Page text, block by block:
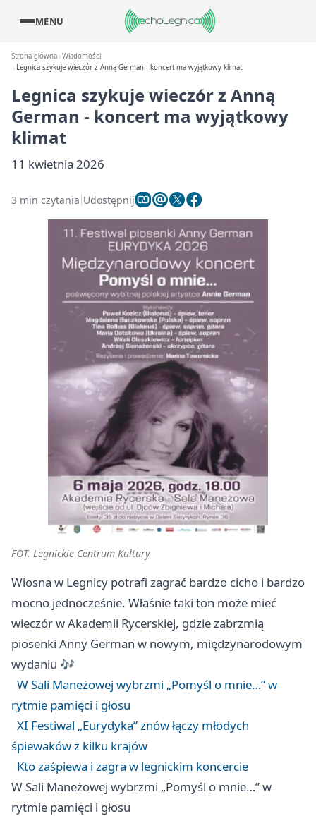
MENU
Strona główna Wiadomości
Legnica szykuje wieczór z Anną German - koncert ma wyjątkowy klimat
Legnica szykuje wieczór z Anną
German - koncert ma wyjątkowy
klimat
11 kwietnia 2026
3 min czytania Udostępnij
FOT. Legnickie Centrum Kultury
Wiosna w Legnicy potrafi zagrać bardzo cicho i bardzo
mocno jednocześnie. Właśnie taki ton może mieć
wieczór w Akademii Rycerskiej, gdzie zabrzmią
piosenki Anny German w nowym, międzynarodowym
wydaniu 🎶
W Sali Maneżowej wybrzmi „Pomyśl o mnie…” w
rytmie pamięci i głosu
XI Festiwal „Eurydyka” znów łączy młodych
śpiewaków z kilku krajów
Kto zaśpiewa i zagra w legnickim koncercie
W Sali Maneżowej wybrzmi „Pomyśl o mnie…” w
rytmie pamięci i głosu